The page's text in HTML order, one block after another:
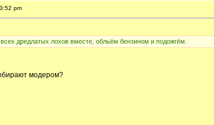
pm
дредлатых лохов вместе, обльём бензином и подожгём.
модером?